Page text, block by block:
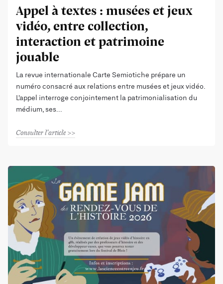
Appel à textes : musées et jeux
vidéo, entre collection,
interaction et patrimoine
jouable
La revue internationale Carte Semiotiche prépare un
numéro consacré aux relations entre musées et jeux vidéo.
L’appel interroge conjointement la patrimonialisation du
médium, ses
Consulter l'article